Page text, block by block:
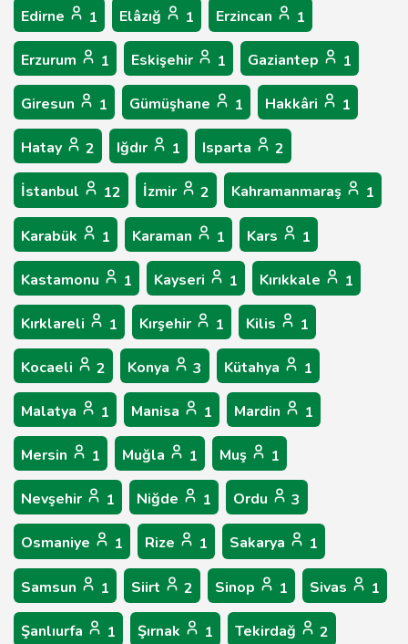
Edirne 1 Elâzığ 1 Erzincan 1
Erzurum 1 Eskişehir 1 Gaziantep 1
Giresun 1 Gümüşhane 1 Hakkâri 1
Hatay 2 Iğdır 1 Isparta 2
İstanbul 12 İzmir 2 Kahramanmaraş 1
Karabük 1 Karaman 1 Kars 1
Kastamonu 1 Kayseri 1 Kırıkkale 1
Kırklareli 1 Kırşehir 1 Kilis 1
Kocaeli 2 Konya 3 Kütahya 1
Malatya 1 Manisa 1 Mardin 1
Mersin 1 Muğla 1 Muş 1
Nevşehir 1 Niğde 1 Ordu 3
Osmaniye 1 Rize 1 Sakarya 1
Samsun 1 Siirt 2 Sinop 1 Sivas 1
Şanlıurfa 1 Şırnak 1 Tekirdağ 2